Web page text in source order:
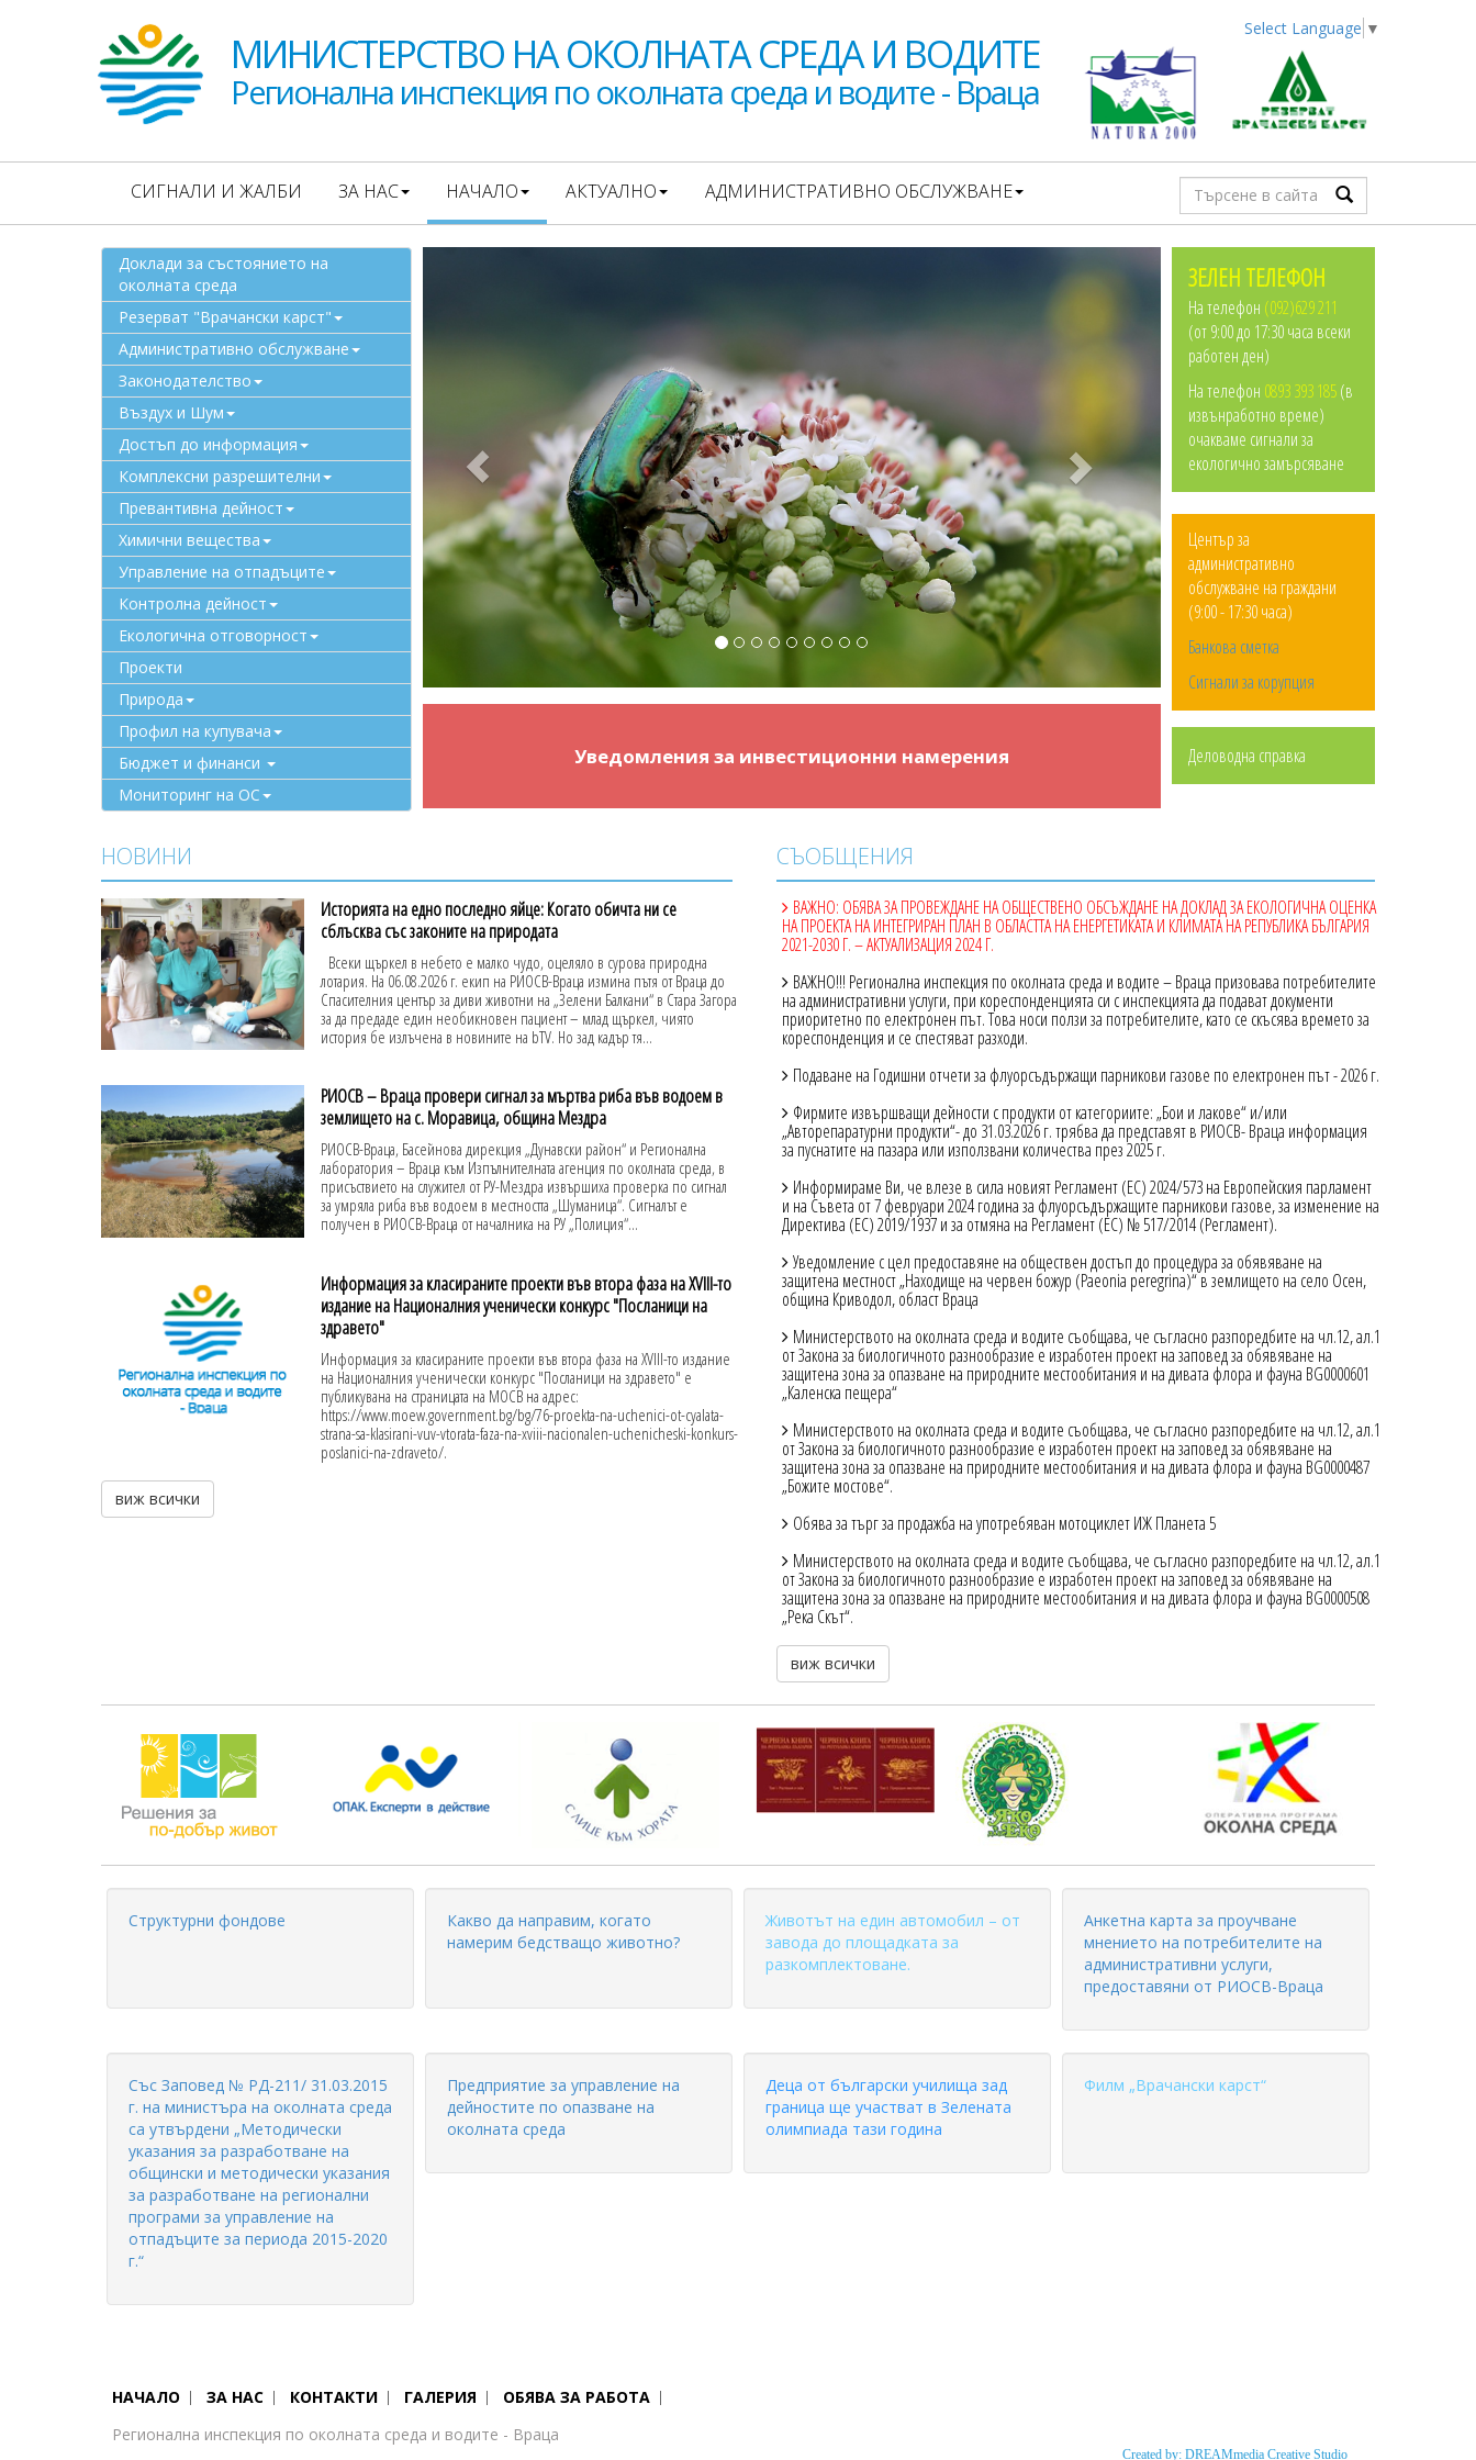
Select Language ▼
МИНИСТЕРСТВО НА ОКОЛНАТА СРЕДА И ВОДИТЕ
Регионална инспекция по околната среда и водите - Враца
СИГНАЛИ И ЖАЛБИ ЗА НАС НАЧАЛО АКТУАЛНО АДМИНИСТРАТИВНО ОБСЛУЖВАНЕ
Доклади за състоянието на
околната среда
Резерват "Врачански карст"
Административно обслужване
Законодателство
Въздух и Шум
Достъп до информация
Комплексни разрешителни
Превантивна дейност
Химични вещества
Управление на отпадъците
Контролна дейност
Екологична отговорност
Проекти
Природа
Профил на купувача
Бюджет и финанси
Мониторинг на ОС
Уведомления за инвестиционни намерения
ЗЕЛЕН ТЕЛЕФОН
На телефон (092)629 211
(от 9:00 до 17:30 часа всеки
работен ден)
На телефон 0893 393 185(в
извънработно време)
очакваме сигнали за
екологично замърсяване
Център за
административно
обслужване на граждани
(9:00 - 17:30 часа)
Банкова сметка
Сигнали за корупция
Деловодна справка
НОВИНИ
Историята на едно последно яйце: Когато обичта ни се
сблъсква със законите на природата
Всеки щъркел в небето е малко чудо, оцеляло в сурова природна
лотария. На 06.08.2026 г. екип на РИОСВ-Враца измина пътя от Враца до
Спасителния център за диви животни на „Зелени Балкани“ в Стара Загора
за да предаде един необикновен пациент – млад щъркел, чиято
история бе излъчена в новините на bTV. Но зад кадър тя...
РИОСВ – Враца провери сигнал за мъртва риба във водоем в
землището на с. Моравица, община Мездра
РИОСВ-Враца, Басейнова дирекция „Дунавски район“ и Регионална
лаборатория – Враца към Изпълнителната агенция по околната среда, в
присъствието на служител от РУ-Мездра извършиха проверка по сигнал
за умряла риба във водоем в местността „Шуманица“. Сигналът е
получен в РИОСВ-Враца от началника на РУ „Полиция“...
Информация за класираните проекти във втора фаза на XVIII-то
издание на Националния ученически конкурс "Посланици на
здравето"
Информация за класираните проекти във втора фаза на XVIII-то издание
на Националния ученически конкурс "Посланици на здравето" е
публикувана на страницата на МОСВ на адрес:
https://www.moew.government.bg/bg/76-proekta-na-uchenici-ot-cyalata-
strana-sa-klasirani-vuv-vtorata-faza-na-xviii-nacionalen-uchenicheski-konkurs-
poslanici-na-zdraveto/.
виж всички
СЪОБЩЕНИЯ
ВАЖНО: ОБЯВА ЗА ПРОВЕЖДАНЕ НА ОБЩЕСТВЕНО ОБСЪЖДАНЕ НА ДОКЛАД ЗА ЕКОЛОГИЧНА ОЦЕНКА
НА ПРОЕКТА НА ИНТЕГРИРАН ПЛАН В ОБЛАСТТА НА ЕНЕРГЕТИКАТА И КЛИМАТА НА РЕПУБЛИКА БЪЛГАРИЯ
2021-2030 Г. – АКТУАЛИЗАЦИЯ 2024 Г.
ВАЖНО!!! Регионална инспекция по околната среда и водите – Враца призовава потребителите
на административни услуги, при кореспонденцията си с инспекцията да подават документи
приоритетно по електронен път. Това носи ползи за потребителите, като се скъсява времето за
кореспонденция и се спестяват разходи.
Подаване на Годишни отчети за флуорсъдържащи парникови газове по електронен път - 2026 г.
Фирмите извършващи дейности с продукти от категориите: „Бои и лакове“ и/или
„Авторепаратурни продукти“- до 31.03.2026 г. трябва да представят в РИОСВ- Враца информация
за пуснатите на пазара или използвани количества през 2025 г.
Информираме Ви, че влезе в сила новият Регламент (ЕС) 2024/573 на Европейския парламент
и на Съвета от 7 февруари 2024 година за флуорсъдържащите парникови газове, за изменение на
Директива (ЕС) 2019/1937 и за отмяна на Регламент (ЕС) № 517/2014 (Регламент).
Уведомление с цел предоставяне на обществен достъп до процедура за обявяване на
защитена местност „Находище на червен божур (Paeonia peregrina)“ в землището на село Осен,
община Криводол, област Враца
Министерството на околната среда и водите съобщава, че съгласно разпоредбите на чл.12, ал.1
от Закона за биологичното разнообразие е изработен проект на заповед за обявяване на
защитена зона за опазване на природните местообитания и на дивата флора и фауна BG0000601
„Каленска пещера“
Министерството на околната среда и водите съобщава, че съгласно разпоредбите на чл.12, ал.1
от Закона за биологичното разнообразие е изработен проект на заповед за обявяване на
защитена зона за опазване на природните местообитания и на дивата флора и фауна BG0000487
„Божите мостове“.
Обява за търг за продажба на употребяван мотоциклет ИЖ Планета 5
Министерството на околната среда и водите съобщава, че съгласно разпоредбите на чл.12, ал.1
от Закона за биологичното разнообразие е изработен проект на заповед за обявяване на
защитена зона за опазване на природните местообитания и на дивата флора и фауна BG0000508
„Река Скът“.
виж всички
Структурни фондове
Какво да направим, когато
намерим бедстващо животно?
Животът на един автомобил – от
завода до площадката за
разкомплектоване.
Анкетна карта за проучване
мнението на потребителите на
административни услуги,
предоставяни от РИОСВ-Враца
Със Заповед № РД-211/ 31.03.2015
г. на министъра на околната среда
са утвърдени „Методически
указания за разработване на
общински и методически указания
за разработване на регионални
програми за управление на
отпадъците за периода 2015-2020
г.“
Предприятие за управление на
дейностите по опазване на
околната среда
Деца от български училища зад
граница ще участват в Зелената
олимпиада тази година
Филм „Врачански карст“
НАЧАЛО ЗА НАС КОНТАКТИ ГАЛЕРИЯ ОБЯВА ЗА РАБОТА
Created by: DREAMmedia Creative Studio
Регионална инспекция по околната среда и водите - Враца